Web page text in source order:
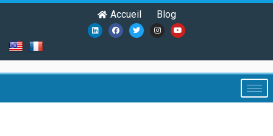
Accueil Blog